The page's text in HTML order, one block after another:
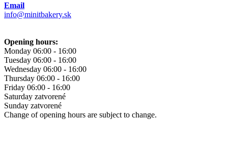
Email
info@minitbakery.sk
Opening hours:
Monday 06:00 - 16:00
Tuesday 06:00 - 16:00
Wednesday 06:00 - 16:00
Thursday 06:00 - 16:00
Friday 06:00 - 16:00
Saturday zatvorené
Sunday zatvorené
Change of opening hours are subject to change.